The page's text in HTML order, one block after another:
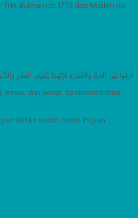
(HR. Bukhari no. 1773 dan Muslim no.
تَابِعُوا بَيْنَ الْحَجِّ وَالْعُمْرَةِ فَإِنَّهُمَا يَنْفِيَانِ الْفَقْرَ
dan perak. Sementara tidak
ketika sudah tiada. Ini pun